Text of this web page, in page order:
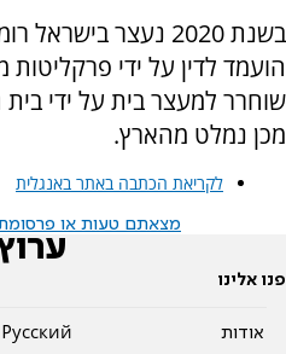
בשנת 2020 נעצר
הועמד לדין על ידי
שוחרר למעצר בית על ידי
מכן נמלט מהארץ.
לקריאת הכתבה באתר באנגלית
מצאתם טעות או פרסומת
פנו אלינו
אודות
Pусский